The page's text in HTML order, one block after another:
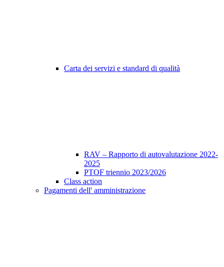
Carta dei servizi e standard di qualità
RAV – Rapporto di autovalutazione 2022-
2025
PTOF triennio 2023/2026
Class action
Pagamenti dell' amministrazione